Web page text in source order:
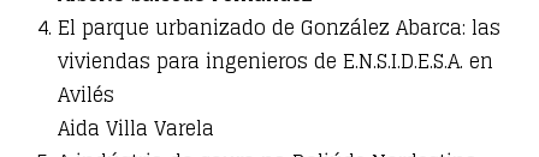
El parque urbanizado de González Abarca: las
viviendas para ingenieros de E.N.S.I.D.E.S.A. en
Avilés
Aida Villa Varela